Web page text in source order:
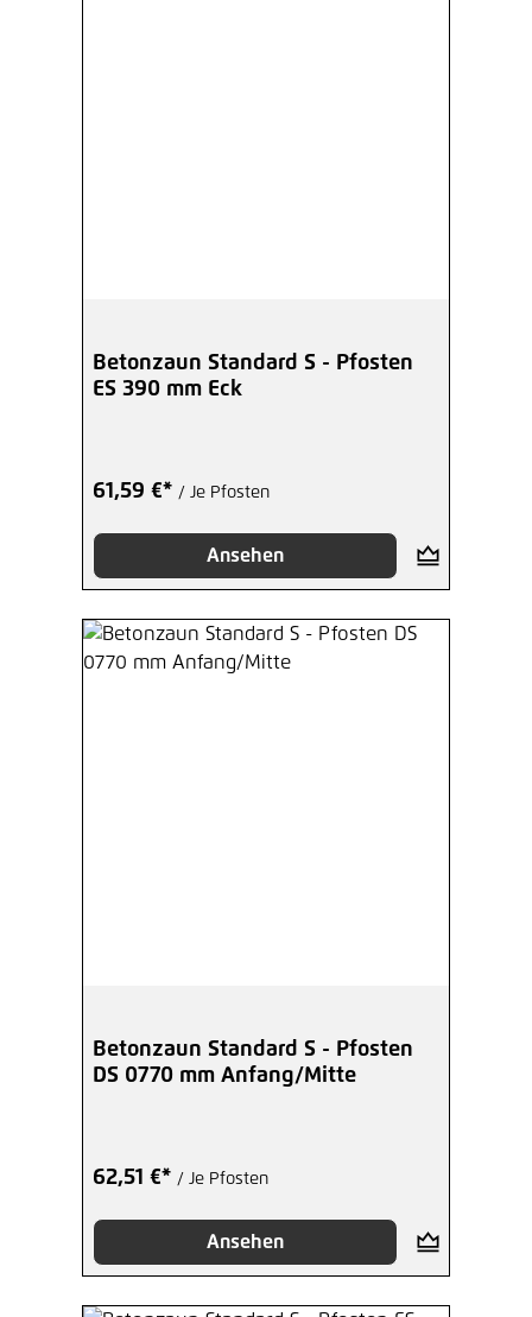
Betonzaun Standard S - Pfosten
ES 390 mm Eck
61,59 €* / Je Pfosten
Ansehen
Betonzaun Standard S - Pfosten
DS 0770 mm Anfang/Mitte
62,51 €* / Je Pfosten
Ansehen